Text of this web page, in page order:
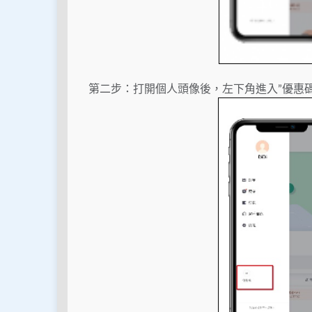
第二步：打開個人頭像後，左下角進入”優惠